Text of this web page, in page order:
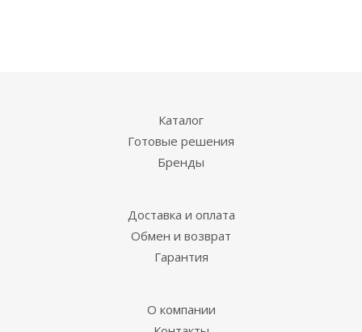
Каталог
Готовые решения
Бренды
Доставка и оплата
Обмен и возврат
Гарантия
О компании